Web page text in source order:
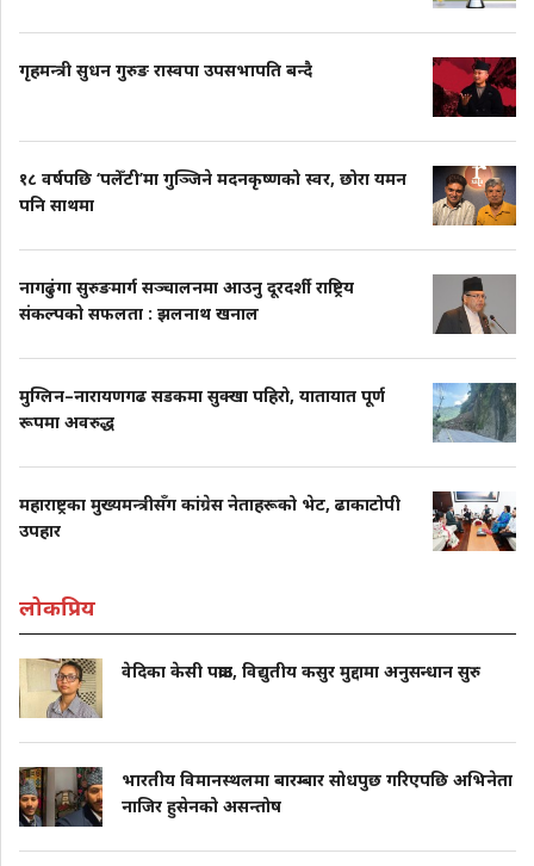
गृहमन्त्री सुधन गुरुङ रास्वपा उपसभापति बन्दै
१८ वर्षपछि ‘पलेँटी’मा गुञ्जिने मदनकृष्णको स्वर, छोरा यमन
पनि साथमा
नागढुंगा सुरुङमार्ग सञ्चालनमा आउनु दूरदर्शी राष्ट्रिय
संकल्पको सफलता : झलनाथ खनाल
मुग्लिन–नारायणगढ सडकमा सुक्खा पहिरो, यातायात पूर्ण
रूपमा अवरुद्ध
महाराष्ट्रका मुख्यमन्त्रीसँग कांग्रेस नेताहरूको भेट, ढाकाटोपी
उपहार
लोकप्रिय
वेदिका केसी पक्राउ, विद्युतीय कसुर मुद्दामा अनुसन्धान सुरु
भारतीय विमानस्थलमा बारम्बार सोधपुछ गरिएपछि अभिनेता
नाजिर हुसेनको असन्तोष